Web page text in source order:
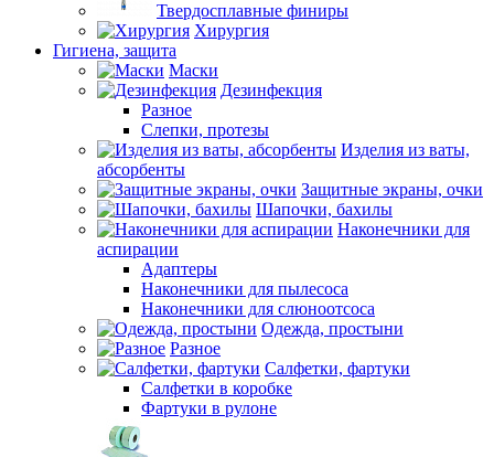
Твердосплавные финиры
Хирургия
Гигиена, защита
Маски
Дезинфекция
Разное
Слепки, протезы
Изделия из ваты,
абсорбенты
Защитные экраны, очки
Шапочки, бахилы
Наконечники для
аспирации
Адаптеры
Наконечники для пылесоса
Наконечники для слюноотсоса
Одежда, простыни
Разное
Салфетки, фартуки
Салфетки в коробке
Фартуки в рулоне